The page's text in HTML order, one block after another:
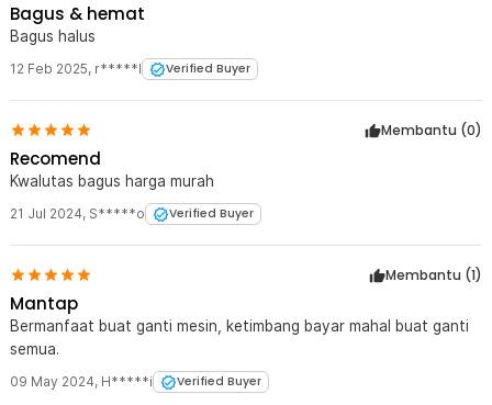
Movement Quartz - 5168-S
1 x Set Jarum Jam
Bagus & hemat
Bagus halus
12 Feb 2025, r*****l Verified Buyer
Membantu (0)
Recomend
Kwalutas bagus harga murah
21 Jul 2024, S*****o Verified Buyer
Membantu (1)
Mantap
Bermanfaat buat ganti mesin, ketimbang bayar mahal buat ganti
semua.
09 May 2024, H*****i Verified Buyer